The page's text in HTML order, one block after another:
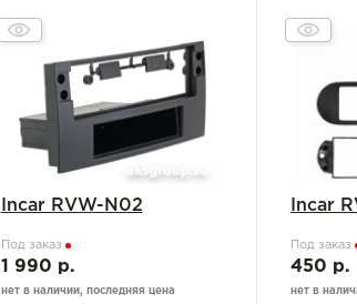
Incar RVW-N02
Под заказ
1 990 р.
нет в наличии, последняя цена
Incar
Под заказ
450 р.
нет в